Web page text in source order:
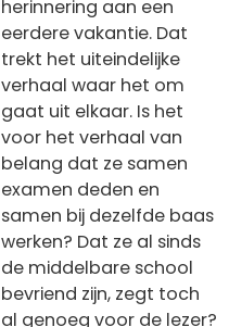
herinnering aan een
eerdere vakantie. Dat
trekt het uiteindelijke
verhaal waar het om
gaat uit elkaar. Is het
voor het verhaal van
belang dat ze samen
examen deden en
samen bij dezelfde baas
werken? Dat ze al sinds
de middelbare school
bevriend zijn, zegt toch
al genoeg voor de lezer?